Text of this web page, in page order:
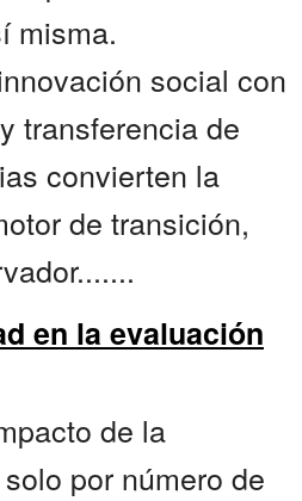
misma.
social con
transferencia de
convierten la
de transición,
en la evaluación
de la
por número de